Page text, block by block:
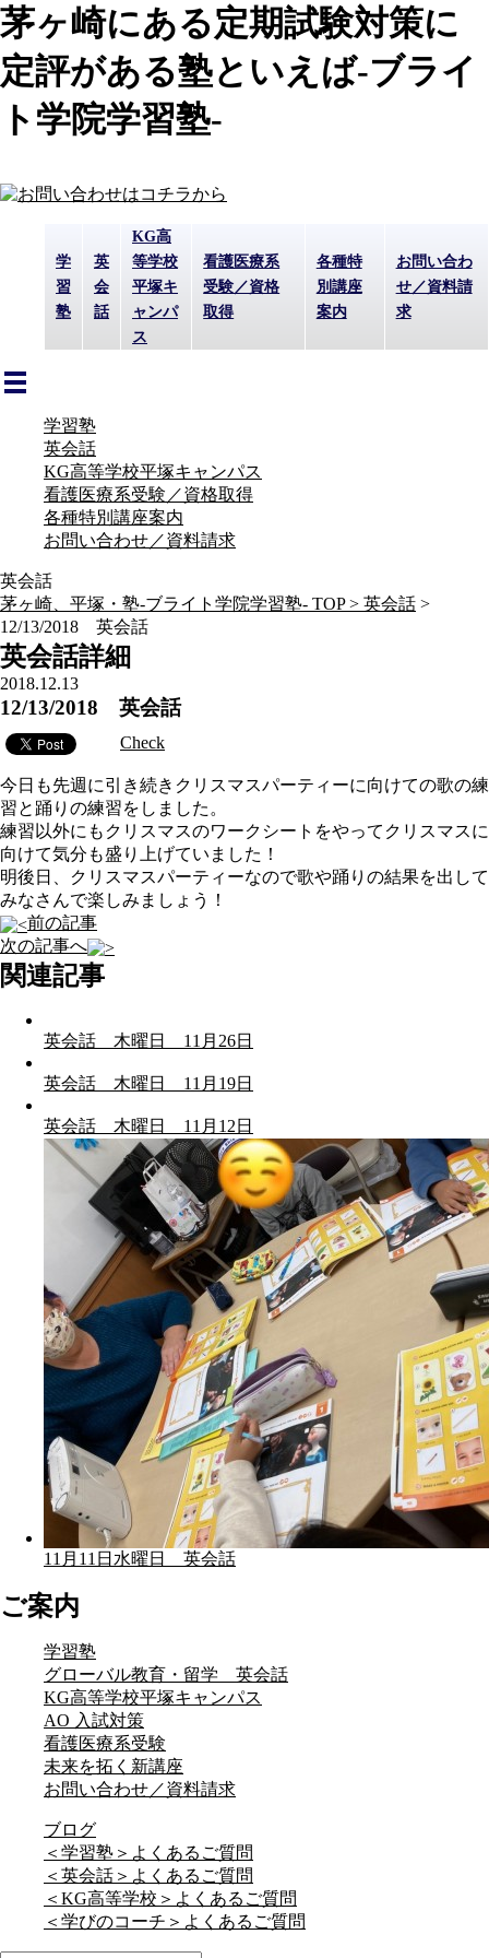
茅ヶ崎にある定期試験対策に
定評がある塾といえば-ブライ
ト学院学習塾-
学
習
塾
英
会
話
KG高
等学校
平塚キ
ャンパ
ス
看護医療系
受験／資格
取得
各種特
別講座
案内
お問い合わ
せ／資料請
求
学習塾
英会話
KG高等学校平塚キャンパス
看護医療系受験／資格取得
各種特別講座案内
お問い合わせ／資料請求
英会話
茅ヶ崎、平塚・塾-ブライト学院学習塾- TOP > 英会話 >
12/13/2018 英会話
英会話詳細
2018.12.13
12/13/2018 英会話
Check
今日も先週に引き続きクリスマスパーティーに向けての歌の練
習と踊りの練習をしました。
練習以外にもクリスマスのワークシートをやってクリスマスに
向けて気分も盛り上げていました！
明後日、クリスマスパーティーなので歌や踊りの結果を出して
みなさんで楽しみましょう！
前の記事
次の記事へ
関連記事
英会話 木曜日 11月26日
英会話 木曜日 11月19日
英会話 木曜日 11月12日
11月11日水曜日 英会話
ご案内
学習塾
グローバル教育・留学 英会話
KG高等学校平塚キャンパス
AO 入試対策
看護医療系受験
未来を拓く新講座
お問い合わせ／資料請求
ブログ
＜学習塾＞よくあるご質問
＜英会話＞よくあるご質問
＜KG高等学校＞よくあるご質問
＜学びのコーチ＞よくあるご質問